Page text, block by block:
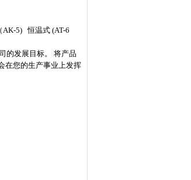
AK-5) 恒温式 (AT-6
的发展目标。 将产品
在您的生产事业上发挥